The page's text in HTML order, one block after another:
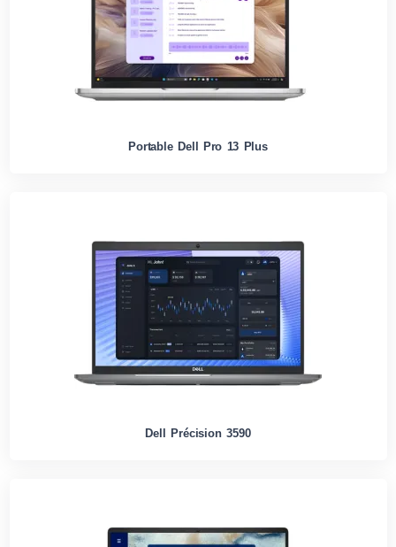
Portable Dell Pro 13 Plus
Dell Précision 3590